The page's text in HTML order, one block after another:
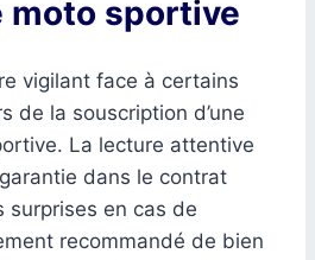
moto sportive
vigilant face à certains
de la souscription d’une
La lecture attentive
dans le contrat
surprises en cas de
recommandé de bien